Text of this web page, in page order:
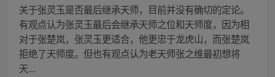
关于张灵玉是否最后继承天师，目前并没有确切的定论。
有观点认为张灵玉最后会继承天师之位和天师度，因为相
对于张楚岚，张灵玉更适合，他更忠于龙虎山，而张楚岚
拒绝了天师度。但也有观点认为老天师张之维最初想将
天...